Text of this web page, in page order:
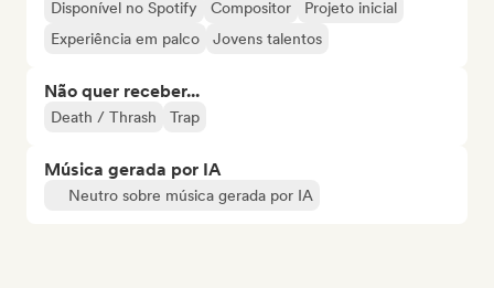
Disponível no Spotify Compositor
Projeto inicial
Experiência em palco
Jovens talentos
Não quer receber...
Death / Thrash Trap
Música gerada por IA
Neutro sobre música gerada por IA